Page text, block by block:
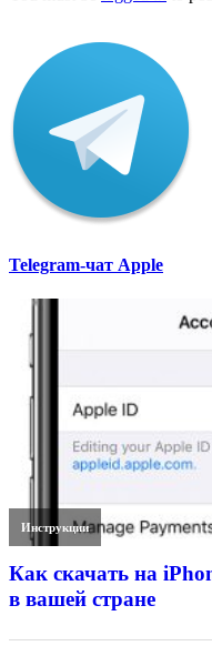
Telegram-чат Apple
Инструкции
Как скачать на
в вашей стране